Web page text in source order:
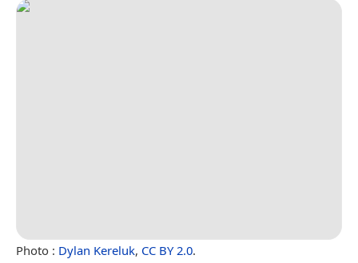
Photo : Dylan Kereluk, CC BY 2.0.